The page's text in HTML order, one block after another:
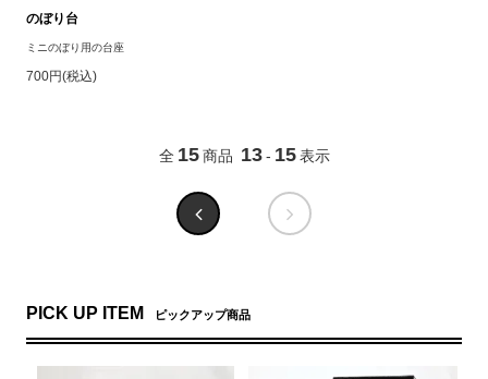
のぼり台
ミニのぼり用の台座
700円(税込)
全 15 商品 13 - 15 表示
PICK UP ITEM ピックアップ商品